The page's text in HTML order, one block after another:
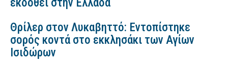
εκδοθεί στην Ελλάδα
Θρίλερ στον Λυκαβηττό: Εντοπίστηκε
σορός κοντά στο εκκλησάκι των Αγίων
Ισιδώρων